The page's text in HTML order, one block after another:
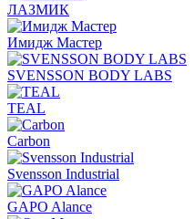
ЛАЗМИК
Имидж Мастер
SVENSSON BODY LABS
TEAL
Carbon
Svensson Industrial
GAPO Alance